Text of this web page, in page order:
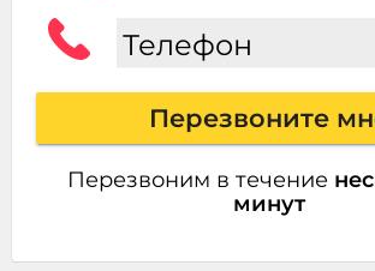
Телефон
Перезвоните
Перезвоним в течение
минут